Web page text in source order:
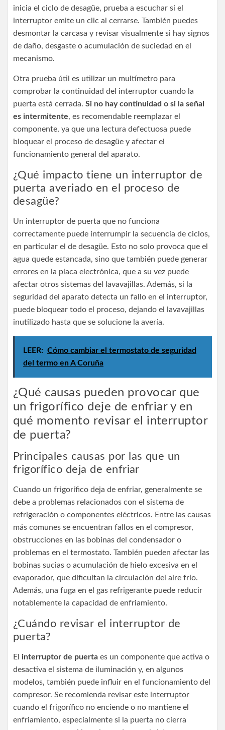
inicia el ciclo de desagüe, prueba a escuchar si el
interruptor emite un clic al cerrarse. También puedes
desmontar la carcasa y revisar visualmente si hay signos
de daño, desgaste o acumulación de suciedad en el
mecanismo.
Otra prueba útil es utilizar un multímetro para
comprobar la continuidad del interruptor cuando la
puerta está cerrada. Si no hay continuidad o si la señal
es intermitente, es recomendable reemplazar el
componente, ya que una lectura defectuosa puede
bloquear el proceso de desagüe y afectar el
funcionamiento general del aparato.
¿Qué impacto tiene un interruptor de
puerta averiado en el proceso de
desagüe?
Un interruptor de puerta que no funciona
correctamente puede interrumpir la secuencia de ciclos,
en particular el de desagüe. Esto no solo provoca que el
agua quede estancada, sino que también puede generar
errores en la placa electrónica, que a su vez puede
afectar otros sistemas del lavavajillas. Además, si la
seguridad del aparato detecta un fallo en el interruptor,
puede bloquear todo el proceso, dejando el lavavajillas
inutilizado hasta que se solucione la avería.
LEER: Cómo cambiar el termostato de seguridad
del termo en A Coruña
¿Qué causas pueden provocar que
un frigorífico deje de enfriar y en
qué momento revisar el interruptor
de puerta?
Principales causas por las que un
frigorífico deja de enfriar
Cuando un frigorífico deja de enfriar, generalmente se
debe a problemas relacionados con el sistema de
refrigeración o componentes eléctricos. Entre las causas
más comunes se encuentran fallos en el compresor,
obstrucciones en las bobinas del condensador o
problemas en el termostato. También pueden afectar las
bobinas sucias o acumulación de hielo excesiva en el
evaporador, que dificultan la circulación del aire frío.
Además, una fuga en el gas refrigerante puede reducir
notablemente la capacidad de enfriamiento.
¿Cuándo revisar el interruptor de
puerta?
El interruptor de puerta es un componente que activa o
desactiva el sistema de iluminación y, en algunos
modelos, también puede influir en el funcionamiento del
compresor. Se recomienda revisar este interruptor
cuando el frigorífico no enciende o no mantiene el
enfriamiento, especialmente si la puerta no cierra